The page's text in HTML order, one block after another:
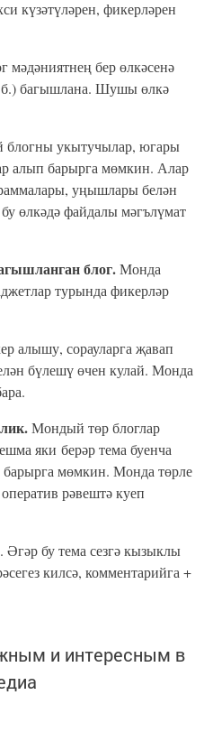
күзәтүләрен, фикерләрен
мәдәниятнең бер өлкәсенә
багышлана. Шушы өлкә
укытучылар, югары
алып барырга мөмкин. Алар
уңышлары белән
өлкәдә файдалы мәгълүмат
блог.Монда
турында фикерләр
алышу, сорауларга җавап
бүлешү өчен кулай. Монда
Мондый төр блоглар
яки берәр тема буенча
мөмкин. Монда төрле
рәвештә куеп
Әгәр бу тема сезгә кызыклы
килсә, комментарийга +
и интересным в